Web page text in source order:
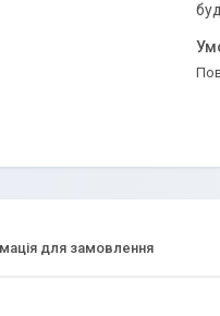
для замовлення